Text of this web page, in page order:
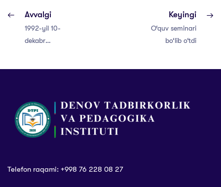
Avvalgi
1992-yil 10-
dekabr
O‘zbekiston
Respublikasi
Qonuni qabul
qilingan kun.
Keyingi
O‘quv seminari
bo‘lib o‘tdi
Telefon raqami: +998 76 228 08 27